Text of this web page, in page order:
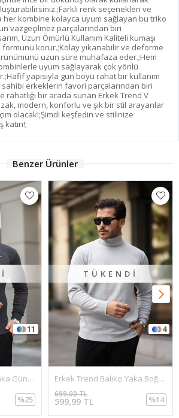
renk seçenekleri ve
her kombine kolayca uyum sağlayan bu triko
vazgeçilmez parçalarından biri
Uzun Ömürlü Kullanım Kaliteli kumaşı
korur.;Kolay yıkanabilir ve deforme
uzun süre muhafaza eder.;Hem
uyum sağlayarak çok yönlü
yapısıyla gün boyu rahat bir kullanım
erkeklerin favori parçalarından biri
rahatlığı bir arada sunan Erkek Trend V
modern, konforlu ve şık bir stil arayanlar
olacak!;Şimdi keşfedin ve stilinize
katın!;
Benzer Ürünler
11
Erkek Yarım Balıkçı Yaka Günlük Antrasit Triko Kazak
%25
TÜKENDI
4
Erkek Trend Balıkçı Yaka Boğazlı Gri Triko Kazak
599,99 TL
699,00 TL
%14